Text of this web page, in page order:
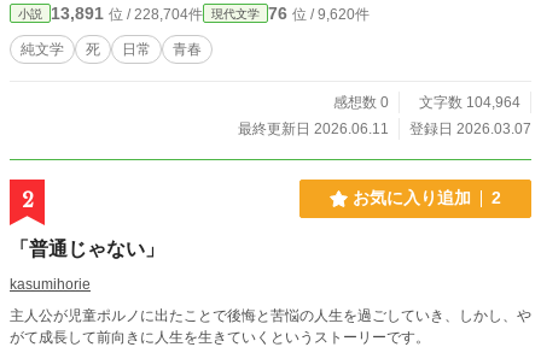
小説 13,891 位 / 228,704件 現代文学 76 位 / 9,620件
純文学 死 日常 青春
感想数 0
文字数 104,964
最終更新日 2026.06.11
登録日 2026.03.07
2 お気に入り追加 2
「普通じゃない」
kasumihorie
主人公が児童ポルノに出たことで後悔と苦悩の人生を過ごしていき、しかし、や
がて成長して前向きに人生を生きていくというストーリーです。